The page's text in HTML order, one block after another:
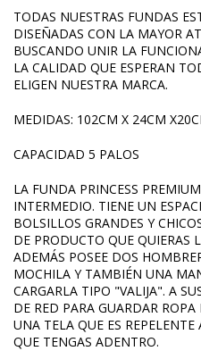
TODAS NUESTRAS FUNDAS
DISEÑADAS CON LA MAYOR
BUSCANDO UNIR LA
LA CALIDAD QUE ESPERAN
ELIGEN NUESTRA MARCA.
MEDIDAS: 102CM X 24CM
CAPACIDAD 5 PALOS
LA FUNDA PRINCESS
INTERMEDIO. TIENE UN
BOLSILLOS GRANDES Y
DE PRODUCTO QUE QUIERAS
ADEMÁS POSEE DOS
MOCHILA Y TAMBIÉN UNA
CARGARLA TIPO "VALIJA". A
DE RED PARA GUARDAR
UNA TELA QUE ES
QUE TENGAS ADENTRO.